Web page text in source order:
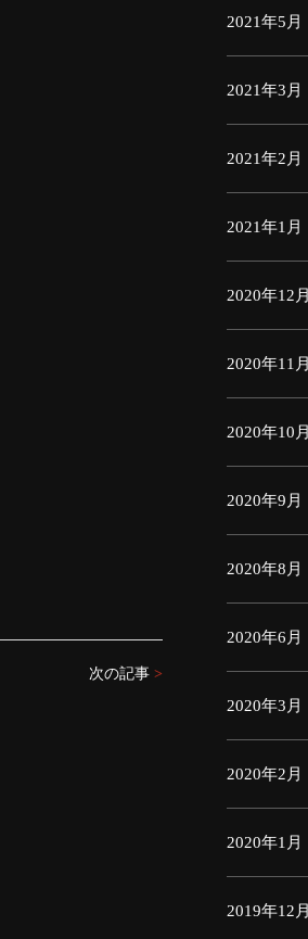
次の記事 >
2021年5月
2021年3月
2021年2月
2021年1月
2020年12月
2020年11月
2020年10月
2020年9月
2020年8月
2020年6月
2020年3月
2020年2月
2020年1月
2019年12月